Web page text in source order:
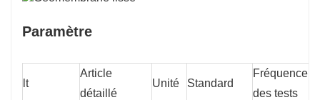
Paramètre
lt
Article
détaillé
Unité Standard
Fréquence
des tests